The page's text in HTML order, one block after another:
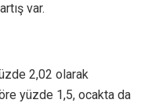
var.
2,02 olarak
yüzde 1,5, ocakta da